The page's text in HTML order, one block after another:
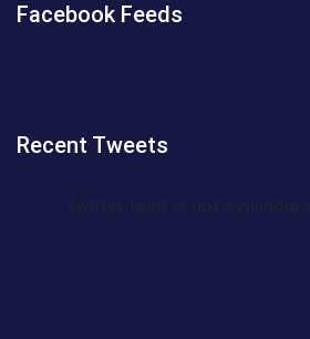
Facebook Feeds
Recent Tweets
Twitter feed is not available